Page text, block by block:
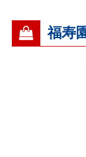
福寿